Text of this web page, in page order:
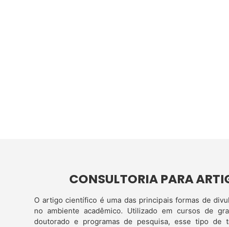
CONSULTORIA PARA
O artigo científico é uma das principais formas de
no ambiente acadêmico. Utilizado em cursos de
doutorado e programas de pesquisa, esse tipo de